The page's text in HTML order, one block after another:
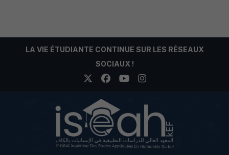
LA VIE ÉTUDIANTE CONTINUE SUR LES RÉSEAUX
SOCIAUX !